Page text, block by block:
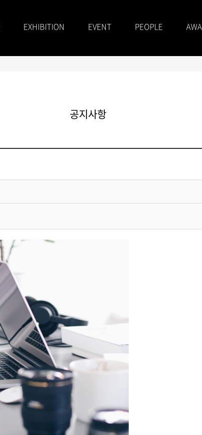
EXHIBITION EVENT PEOPLE
공지사항